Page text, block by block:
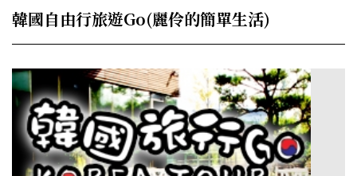
韓國自由行旅遊Go(麗伶的簡單生活)